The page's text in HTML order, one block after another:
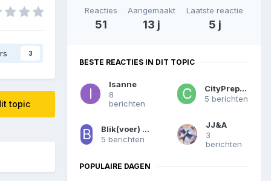
3
topic
Reacties
51
Aangemaakt
13 j
Laatste reactie
5 j
BESTE REACTIES IN DIT TOPIC
Isanne
8
berichten
CityPrepper
5 berichten
Blik(voer) op oneindig
5 berichten
JJ&A
3
berichten
POPULAIRE DAGEN